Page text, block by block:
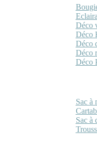
Déco
Déco
Déco
Déco
Déco
Sac à
Sac à